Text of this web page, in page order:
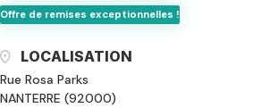
Offre de remises exceptionnelles !
LOCALISATION
Rue Rosa Parks
NANTERRE (92000)